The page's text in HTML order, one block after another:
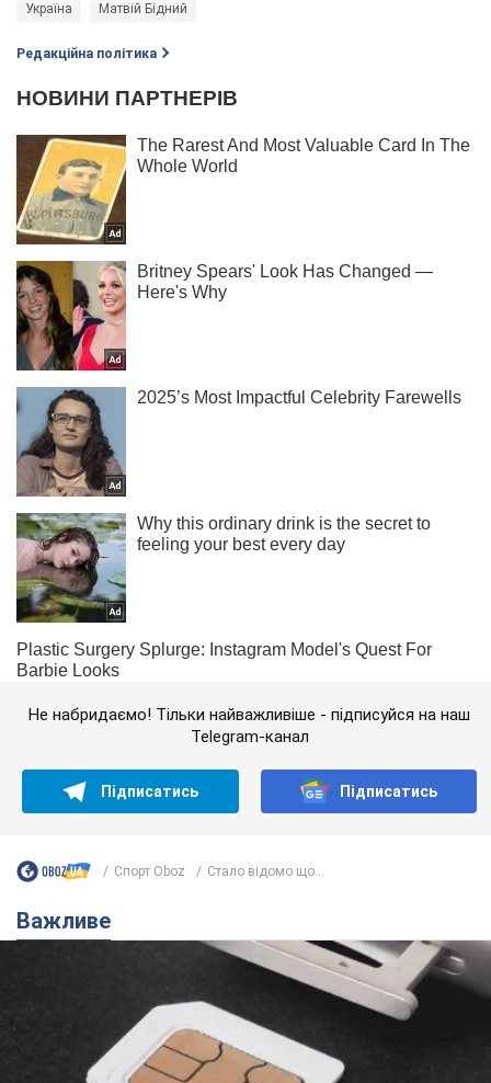
Україна Матвій Бідний
Редакційна політика
Не набридаємо! Тільки найважливіше - підписуйся на наш
Telegram-канал
Підписатись Підписатись
Спорт Oboz Стало відомо що...
Важливе